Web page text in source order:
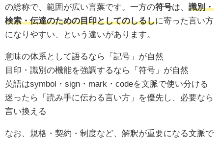
の総称で、範囲が広い言葉です。一方の符号は、 識別・
検索・伝達のための目印としてのしるしに寄った言い方
になりやすい、という違いがあります。
意味の体系として語るなら「記号」が自然
目印・識別の機能を強調するなら「符号」が自然
英語はsymbol・sign・mark・codeを文脈で使い分ける
迷ったら「読み手に伝わる言い方」を優先し、必要なら
言い換える
なお、規格・契約・制度など、解釈が重要になる文脈で